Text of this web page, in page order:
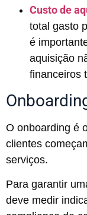
Custo de
total gasto
é
aquisição
financeiros
O onboarding é
clientes
serviços.
Para garantir
deve medir